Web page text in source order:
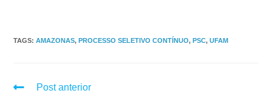
TAGS:AMAZONAS, PROCESSO SELETIVO CONTÍNUO, PSC, UFAM
Post anterior